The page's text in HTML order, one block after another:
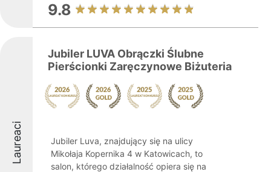
9.8
Laureaci
Jubiler LUVA Obrączki Ślubne
Pierścionki Zaręczynowe Biżuteria
Jubiler Luva, znajdujący się na ulicy
Mikołaja Kopernika 4 w Katowicach, to
salon, którego działalność opiera się na